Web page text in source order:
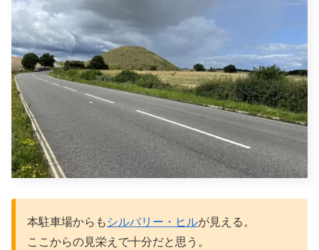
本駐車場からも シルバリー・ヒルが見える。
ここからの見栄えで十分だと思う。